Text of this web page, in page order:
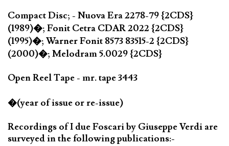
Compact Disc; - Nuova Era 2278-79 {2CDS}
(1989)�; Fonit Cetra CDAR 2022 {2CDS}
(1995)�; Warner Fonit 8573 83515-2 {2CDS}
(2000)�; Melodram 5.0029 {2CDS}
Open Reel Tape - mr. tape 3443
�(year of issue or re-issue)
Recordings of I due Foscari by Giuseppe Verdi are
surveyed in the following publications:-